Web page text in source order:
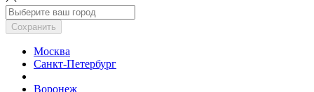
Сохранить
Москва
Санкт-Петербург
Воронеж